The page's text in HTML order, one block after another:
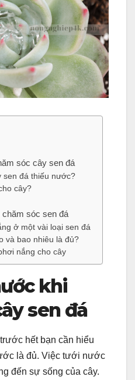
sóc cây sen đá
sen đá thiếu nước?
cây?
sóc sen đá
ở một vài loại sen đá
và bao nhiêu là đủ?
nắng cho cây
khi
sen đá
hết bạn cần hiểu
là đủ. Việc tưới nước
đến sự sống của cây.